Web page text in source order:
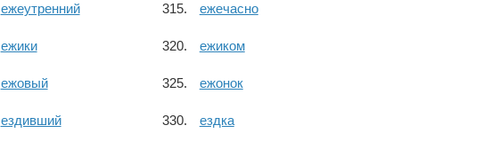
ежеутренний ежечасно
ежики ежиком
ежовый ежонок
ездивший ездка